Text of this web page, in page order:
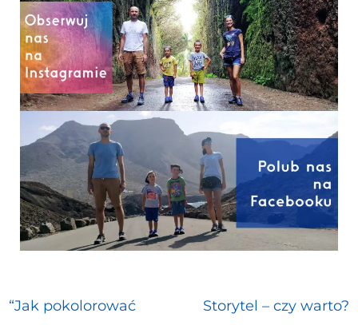
“Jak pokolorować Storytel – czy warto?